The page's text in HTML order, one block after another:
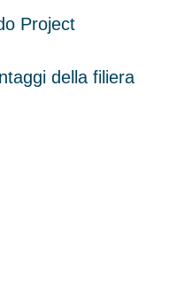
Project
della filiera